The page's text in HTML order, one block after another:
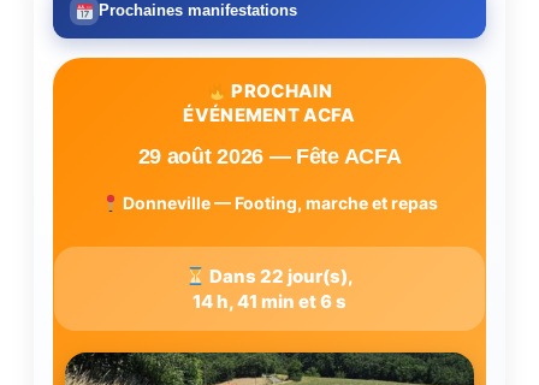
Prochaines manifestations
PROCHAIN
ÉVÉNEMENT ACFA
29 août 2026 — Fête ACFA
Donneville — Footing, marche et repas
Dans 22 jour(s),
14 h, 41 min et 5 s